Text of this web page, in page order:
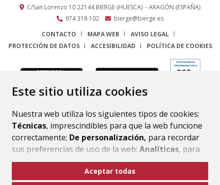
Este sitio utiliza cookies
Nuestra web utiliza los siguientes tipos de cookies:
Técnicas, imprescindibles para que la web funcione
correctamente; De personalización, para recordar
sus preferencias de uso de la web; Analíticas, para
mejorar el funcionamiento de la web y sus servicios.
Si acepta pulsando el botón“Aceptar todas”
Aceptar todas
C/San Lorenzo 1022144 BIERGE (HUESCA) - ARAGÓN (ESPAÑA)
974 318 102
bierge@bierge.es
CONTACTO
MAPA WEB
AVISO LEGAL
PROTECCIÓN DE DATOS
ACCESIBILIDAD POLÍTICA DE COOKIES